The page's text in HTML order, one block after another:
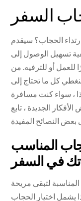
الحجاب؟ سيقدم
تسهيل الوصول إلى
أو للترفيه. من
كل ما تحتاج إلى
، سواء كنت مسافرة
الجديدة ، تابع
المناسب
في السفر
لتبقى مريحة
يشمل اختيار الحجاب